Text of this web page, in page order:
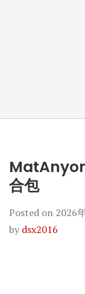
合包
Posted on 2026
by dsx2016